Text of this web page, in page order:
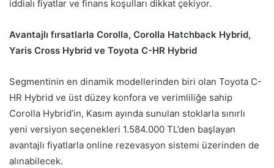
iddialı fiyatlar ve finans koşulları dikkat çekiyor.
Avantajlı fırsatlarla Corolla, Corolla Hatchback Hybrid,
Yaris Cross Hybrid ve Toyota C-HR Hybrid
Segmentinin en dinamik modellerinden biri olan Toyota C-
HR Hybrid ve üst düzey konfora ve verimliliğe sahip
Corolla Hybrid’in, Kasım ayında sunulan stoklarla sınırlı
yeni versiyon seçenekleri 1.584.000 TL’den başlayan
avantajlı fiyatlarla online rezevasyon sistemi üzerinden de
alınabilecek.